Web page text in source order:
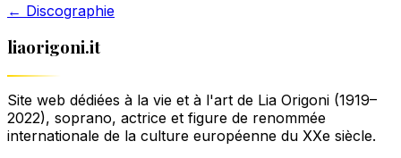
← Discographie
liaorigoni.it
Site web dédiées à la vie et à l'art de Lia Origoni (1919–
2022), soprano, actrice et figure de renommée
internationale de la culture européenne du XXe siècle.